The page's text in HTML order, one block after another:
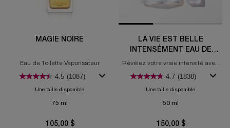
MAGIE NOIRE
Eau de Toilette Vaporisateur
4.5 (1087)
Une taille disponible
75 ml
105,00 $
LA VIE EST BELLE
INTENSÉMENT EAU DE
PARFUM
Révélez votre vraie intensité avec
nouvelle eau de parfum pour
4.7 (1838)
Une taille disponible
50 ml
150,00 $